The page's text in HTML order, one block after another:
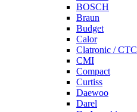
BOSCH
Braun
Budget
Calor
Clatronic / CTC
CMI
Compact
Curtiss
Daewoo
Darel